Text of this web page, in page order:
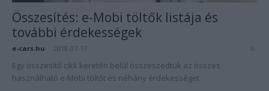
Összesítés: e-Mobi töltők listája és
további érdekességek
e-cars.hu 2018-07-17 0
Egy összesítő cikk keretén belül összeszedtük az összes
használható e-Mobi töltőt és néhány érdekességet.